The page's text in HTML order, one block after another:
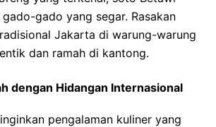
gado yang segar. Rasakan
Jakarta di warung-warung
dan ramah di kantong.
dengan Hidangan Internasional
pengalaman kuliner yang